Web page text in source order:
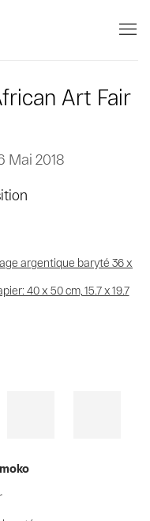
Art Fair
Mai 2018
in a popup: